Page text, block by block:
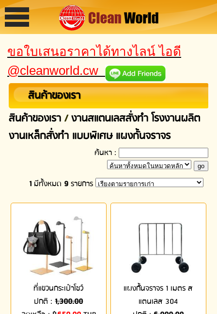
ขอใบเสนอราคาได้ทางไลน์ ไอดี
@cleanworld.cw
สินค้าของเรา
สินค้าของเรา/งานสแตนเลสสั่งทำ โรงงานผลิต
งานเหล็กสั่งทำ แบบพิเศษ แผงกั้นจราจร
ค้นหา :
1 มีทั้งหมด 9รายการ
ที่แขวนกระเป๋าโชว์
ปกติ :1,300.00
แผงกั้นจราจร 1 เมตร ส
แตนเลส 304